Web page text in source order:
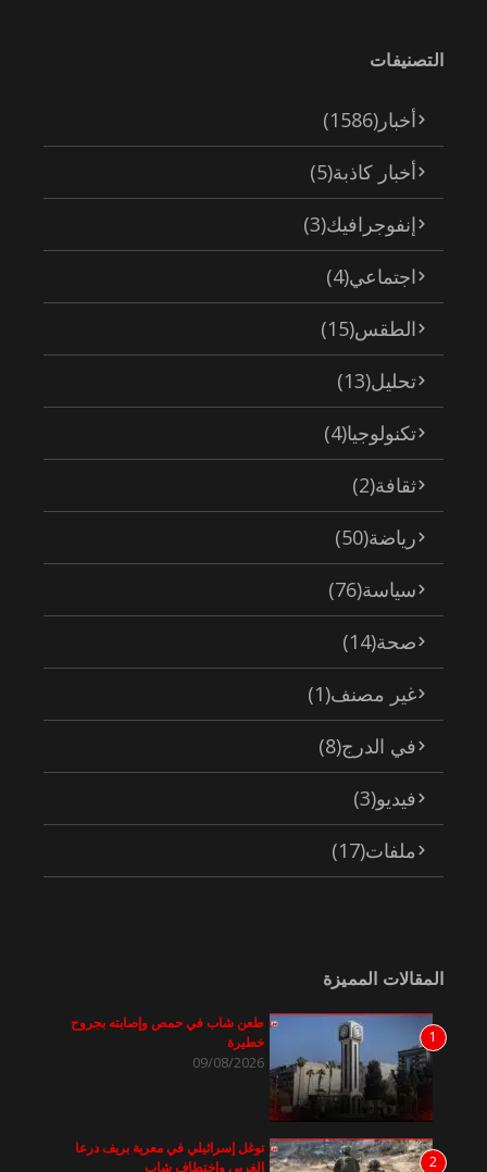
التصنيفات
أخبار (1586)
أخبار كاذبة(5)
إنفوجرافيك(3)
اجتماعي(4)
الطقس(15)
تحليل(13)
تكنولوجيا(4)
ثقافة(2)
رياضة(50)
سياسة(76)
صحة(14)
غير مصنف(1)
في الدرج(8)
فيديو(3)
ملفات(17)
المقالات المميزة
1
طعن شاب في حمص وإصابته بجروح
خطيرة
09/08/2026
2
توغل إسرائيلي في معرية بريف درعا
الغربي واختطاف شاب